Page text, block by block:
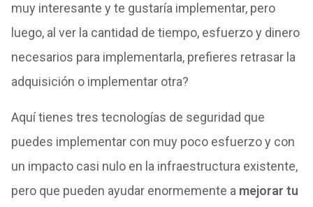
muy interesante y te gustaría implementar, pero
luego, al ver la cantidad de tiempo, esfuerzo y dinero
necesarios para implementarla, prefieres retrasar la
adquisición o implementar otra?
Aquí tienes tres tecnologías de seguridad que
puedes implementar con muy poco esfuerzo y con
un impacto casi nulo en la infraestructura existente,
pero que pueden ayudar enormemente a mejorar tu